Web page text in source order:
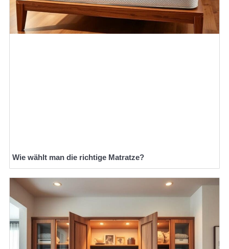
Wie wählt man die richtige Matratze?